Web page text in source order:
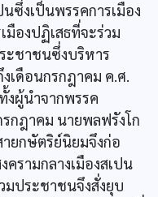
ซึ่งเป็นพรรคการเมือง
องปฏิเสธที่จะร่วม
ะชาชนซึ่งบริหาร
เดือนกรกฎาคม ค.ศ.
งผู้นำจากพรรค
กฎาคม นายพลฟรังโก
ยกษัตริย์นิยมจึงก่อ
รามกลางเมืองสเปน
ประชาชนจึงสั่งยุบ